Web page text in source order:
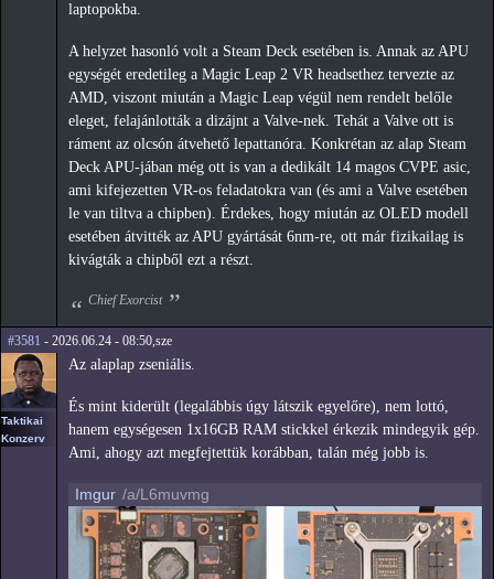
laptopokba.
A helyzet hasonló volt a Steam Deck esetében is. Annak az APU
egységét eredetileg a Magic Leap 2 VR headsethez tervezte az
AMD, viszont miután a Magic Leap végül nem rendelt belőle
eleget, felajánlották a dizájnt a Valve-nek. Tehát a Valve ott is
ráment az olcsón átvehető lepattanóra. Konkrétan az alap Steam
Deck APU-jában még ott is van a dedikált 14 magos CVPE asic,
ami kifejezetten VR-os feladatokra van (és ami a Valve esetében
le van tiltva a chipben). Érdekes, hogy miután az OLED modell
esetében átvitték az APU gyártását 6nm-re, ott már fizikailag is
kivágták a chipből ezt a részt.
Chief Exorcist
#3581 - 2026.06.24 - 08:50,sze
Taktikai
Konzerv
Az alaplap zseniális.
És mint kiderült (legalábbis úgy látszik egyelőre), nem lottó,
hanem egységesen 1x16GB RAM stickkel érkezik mindegyik gép.
Ami, ahogy azt megfejtettük korábban, talán még jobb is.
Imgur /a/L6muvmg